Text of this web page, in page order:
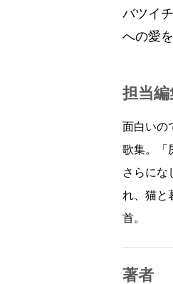
バツイ
への愛
担当編
面白いの
歌集。「
さらにな
れ、猫と
首。
著者